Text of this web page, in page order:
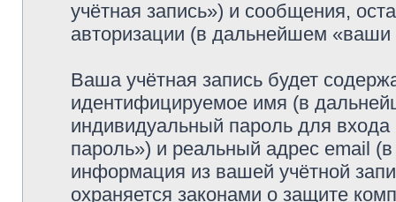
учётная запись») и сообщения,
авторизации (в дальнейшем
Ваша учётная запись будет
идентифицируемое имя (в
индивидуальный пароль для
пароль») и реальный адрес email
информация из вашей учётной
охраняется законами о защите